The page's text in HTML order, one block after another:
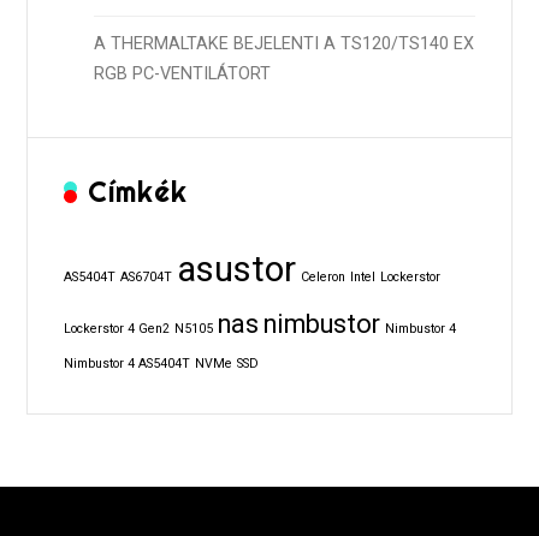
A THERMALTAKE BEJELENTI A TS120/TS140 EX
RGB PC-VENTILÁTORT
Címkék
AS5404T AS6704T asustor Celeron Intel Lockerstor
Lockerstor 4 Gen2 N5105 nas nimbustor Nimbustor 4
Nimbustor 4 AS5404T NVMe SSD